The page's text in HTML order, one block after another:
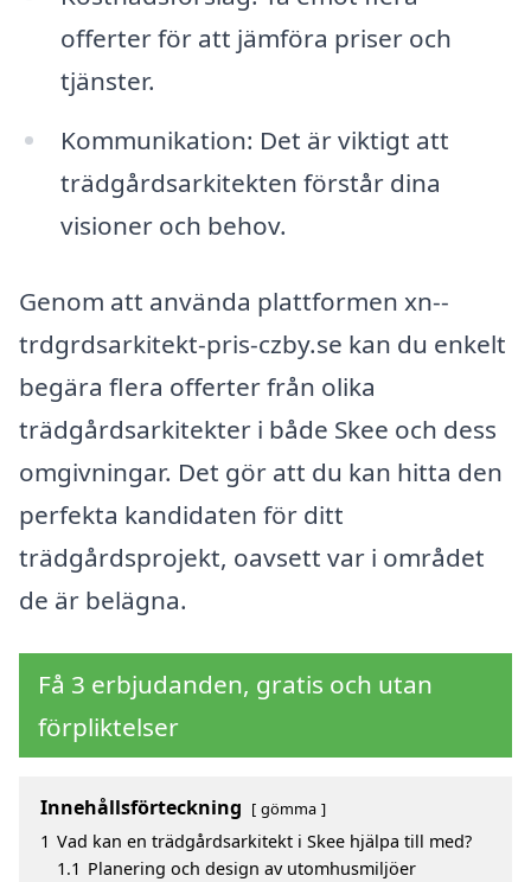
offerter för att jämföra priser och
tjänster.
Kommunikation: Det är viktigt att
trädgårdsarkitekten förstår dina
visioner och behov.
Genom att använda plattformen xn--
trdgrdsarkitekt-pris-czby.se kan du enkelt
begära flera offerter från olika
trädgårdsarkitekter i både Skee och dess
omgivningar. Det gör att du kan hitta den
perfekta kandidaten för ditt
trädgårdsprojekt, oavsett var i området
de är belägna.
Få 3 erbjudanden, gratis och utan
förpliktelser
Innehållsförteckning gömma
1 Vad kan en trädgårdsarkitekt i Skee hjälpa till med?
1.1 Planering och design av utomhusmiljöer